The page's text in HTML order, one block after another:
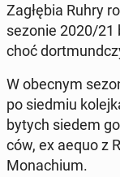
Za­głę­bia Ruhry
sezonie 2020/21
choć
W obecnym
po siedmiu
by­tych siedem
ców, ex aequo z
Mo­na­chium.